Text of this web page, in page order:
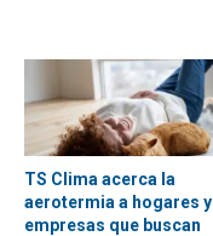
TS Clima acerca la
aerotermia a hogares y
empresas que buscan